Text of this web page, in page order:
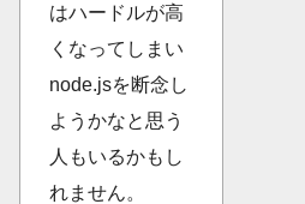
はハードルが高
くなってしまい
node.jsを断念し
ようかなと思う
人もいるかもし
れません。